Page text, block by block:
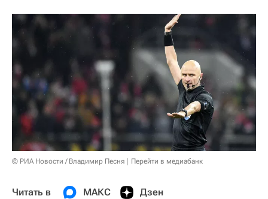
© РИА Новости / Владимир Песня Перейти в медиабанк
Читать в МАКС Дзен